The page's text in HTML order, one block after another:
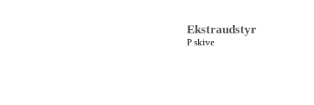
Ekstraudstyr
P skive